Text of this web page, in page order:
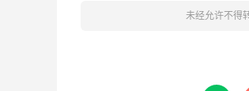
未经允许不得